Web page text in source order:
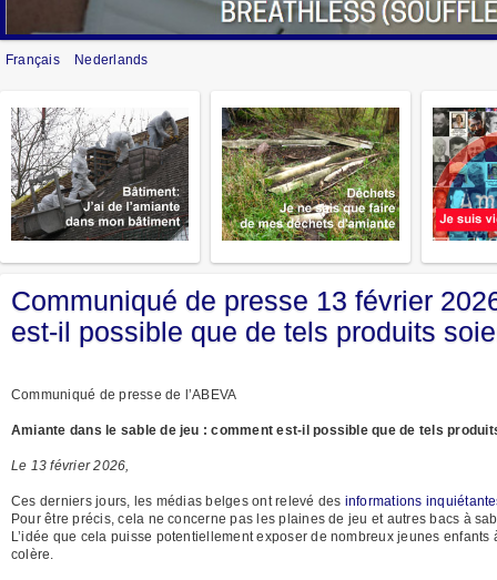
Français Nederlands
Communiqué de presse 13 février
est-il possible que de tels produits
Communiqué de presse de l’ABEVA
Amiante dans le sable de jeu : comment est-il possible que de tels
Le 13 février 2026,
Ces derniers jours, les médias belges ont relevé des informations
Pour être précis, cela ne concerne pas les plaines de jeu et autres bacs à
L’idée que cela puisse potentiellement exposer de nombreux jeunes
colère.